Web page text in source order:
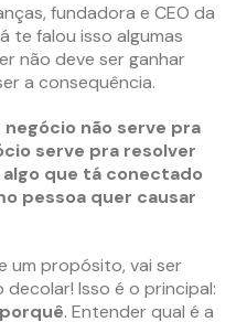
fundadora e CEO da
te falou isso algumas
não deve ser ganhar
a consequência.
negócio não serve pra
serve pra resolver
que tá conectado
pessoa quer causar
um propósito, vai ser
decolar! Isso é o principal:
. Entender qual é a